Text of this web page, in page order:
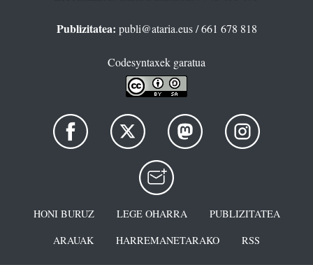
Publizitatea: publi@ataria.eus/ 661 678 818
Codesyntaxek garatua
HONI BURUZ LEGE OHARRA
PUBLIZITATEA
ARAUAK
HARREMANETARAKO RSS